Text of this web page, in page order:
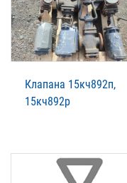
Клапана 15кч892п,
15кч892р